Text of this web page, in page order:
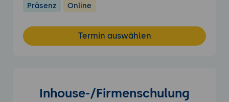
Präsenz Online
Termin auswählen
Inhouse-/Firmenschulung